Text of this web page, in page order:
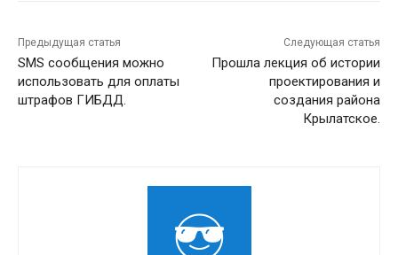
Предыдущая статья
SMS сообщения можно
использовать для оплаты
штрафов ГИБДД.
Следующая статья
Прошла лекция об истории
проектирования и
создания района
Крылатское.